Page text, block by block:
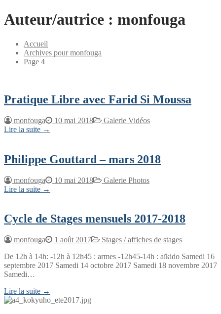
Auteur/autrice : monfouga
Accueil
Archives pour monfouga
Page 4
Pratique Libre avec Farid Si Moussa
monfouga 10 mai 2018
Galerie Vidéos
Lire la suite →
Philippe Gouttard – mars 2018
monfouga 10 mai 2018
Galerie Photos
Lire la suite →
Cycle de Stages mensuels 2017-2018
monfouga 1 août 2017
Stages / affiches de stages
De 12h à 14h: -12h à 12h45 : armes -12h45-14h : aïkido Samedi 16
septembre 2017 Samedi 14 octobre 2017 Samedi 18 novembre 2017
Samedi…
Lire la suite →